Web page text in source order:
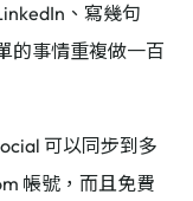
、寫幾句
的事情重複做一百
可以同步到多
帳號，而且免費